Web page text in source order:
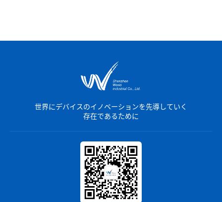
世界にデバイスのイノベーションを先導していく
存在であるために